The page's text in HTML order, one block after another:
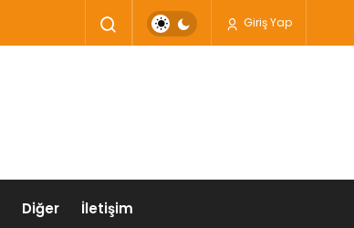
Giriş Yap
Diğer İletişim